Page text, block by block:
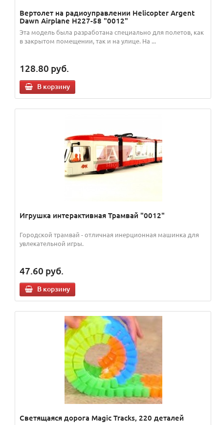
Вертолет на радиоуправлении Helicopter Argent
Dawn Airplane H227-58 "0012"
Эта модель была разработана специально для полетов, как
в закрытом помещении, так и на улице. На ...
128.80 руб.
В корзину
Игрушка интерактивная Трамвай "0012"
Городской трамвай - отличная инерционная машинка для
увлекательной игры.
47.60 руб.
В корзину
Светящаяся дорога Magic Tracks, 220 деталей